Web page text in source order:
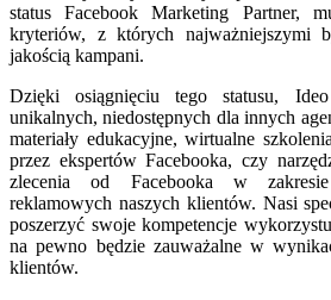
status Facebook Marketing Partner,
kryteriów, z których najważniejszymi
jakością kampani.
Dzięki osiągnięciu tego statusu,
unikalnych, niedostępnych dla innych
materiały edukacyjne, wirtualne
przez ekspertów Facebooka, czy
zlecenia od Facebooka w zakresie
reklamowych naszych klientów. Nasi
poszerzyć swoje kompetencje
na pewno będzie zauważalne w
klientów.